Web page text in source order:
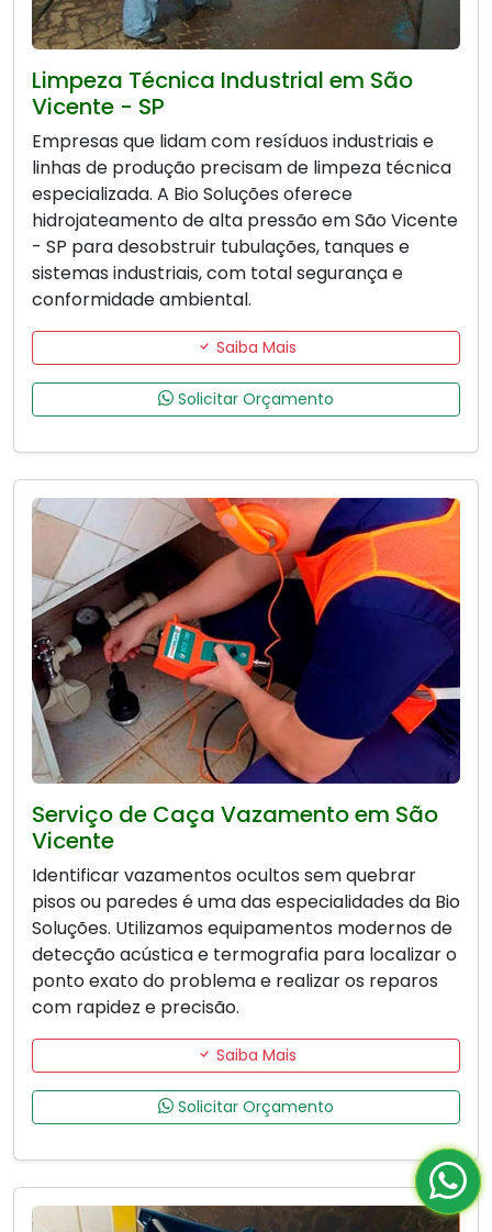
Limpeza Técnica Industrial em São
Vicente - SP
Empresas que lidam com resíduos industriais e
linhas de produção precisam de limpeza técnica
especializada. A Bio Soluções oferece
hidrojateamento de alta pressão em São Vicente
- SP para desobstruir tubulações, tanques e
sistemas industriais, com total segurança e
conformidade ambiental.
Saiba Mais
Solicitar Orçamento
Serviço de Caça Vazamento em São
Vicente
Identificar vazamentos ocultos sem quebrar
pisos ou paredes é uma das especialidades da Bio
Soluções. Utilizamos equipamentos modernos de
detecção acústica e termografia para localizar o
ponto exato do problema e realizar os reparos
com rapidez e precisão.
Saiba Mais
Solicitar Orçamento